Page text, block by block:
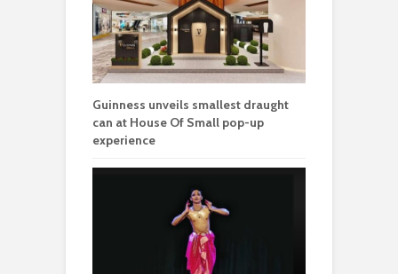
Guinness unveils smallest draught
can at House Of Small pop-up
experience